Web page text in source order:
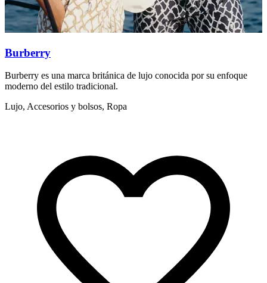
Burberry
Burberry es una marca británica de lujo conocida por su enfoque
moderno del estilo tradicional.
Lujo, Accesorios y bolsos, Ropa